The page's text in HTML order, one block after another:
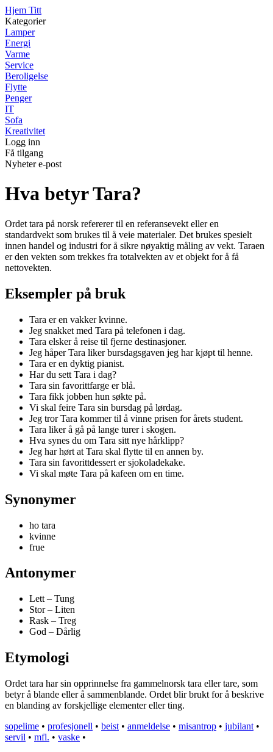
Hjem Titt
Kategorier
Lamper
Energi
Varme
Service
Beroligelse
Flytte
Penger
IT
Sofa
Kreativitet
Logg inn
Få tilgang
Nyheter e-post
Hva betyr Tara?
Ordet tara på norsk refererer til en referansevekt eller en
standardvekt som brukes til å veie materialer. Det brukes spesielt
innen handel og industri for å sikre nøyaktig måling av vekt. Taraen
er den vekten som trekkes fra totalvekten av et objekt for å få
nettovekten.
Eksempler på bruk
Tara er en vakker kvinne.
Jeg snakket med Tara på telefonen i dag.
Tara elsker å reise til fjerne destinasjoner.
Jeg håper Tara liker bursdagsgaven jeg har kjøpt til henne.
Tara er en dyktig pianist.
Har du sett Tara i dag?
Tara sin favorittfarge er blå.
Tara fikk jobben hun søkte på.
Vi skal feire Tara sin bursdag på lørdag.
Jeg tror Tara kommer til å vinne prisen for årets student.
Tara liker å gå på lange turer i skogen.
Hva synes du om Tara sitt nye hårklipp?
Jeg har hørt at Tara skal flytte til en annen by.
Tara sin favorittdessert er sjokoladekake.
Vi skal møte Tara på kafeen om en time.
Synonymer
ho tara
kvinne
frue
Antonymer
Lett – Tung
Stor – Liten
Rask – Treg
God – Dårlig
Etymologi
Ordet tara har sin opprinnelse fra gammelnorsk tara eller tare, som
betyr å blande eller å sammenblande. Ordet blir brukt for å beskrive
en blanding av forskjellige elementer eller ting.
sopelime • profesjonell • beist • anmeldelse • misantrop • jubilant •
servil • mfl. • vaske •